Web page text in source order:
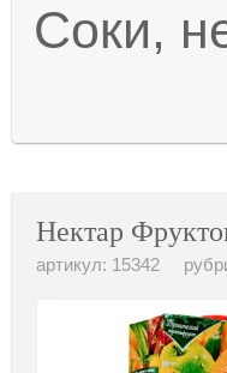
Соки,
Нектар
артикул: 15342